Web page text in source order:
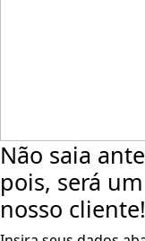
Não saia
pois, será
nosso cliente!